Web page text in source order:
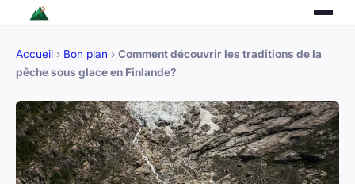
Accueil › Bon plan › Comment découvrir les traditions de la
pêche sous glace en Finlande?